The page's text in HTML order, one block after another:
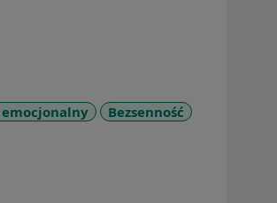
emocjonalny Bezsenność